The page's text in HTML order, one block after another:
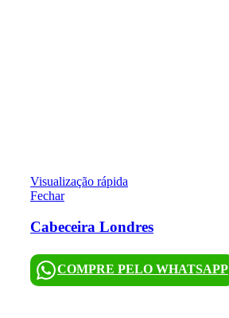
Visualização rápida
Fechar
Cabeceira Londres
COMPRE PELO WHATSAPP